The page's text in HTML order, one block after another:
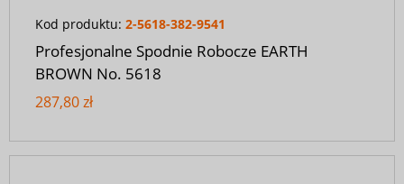
Kod produktu: 2-5618-382-9541
Profesjonalne Spodnie Robocze EARTH
BROWN No. 5618
287,80 zł